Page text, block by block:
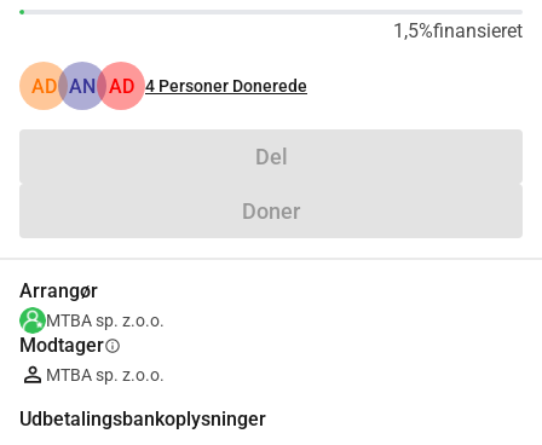
1,5%finansieret
AD AN AD 4 Personer Donerede
Del
Doner
Arrangør
MTBA sp. z.o.o.
Modtagerinfo
MTBA sp. z.o.o.
Udbetalingsbankoplysninger